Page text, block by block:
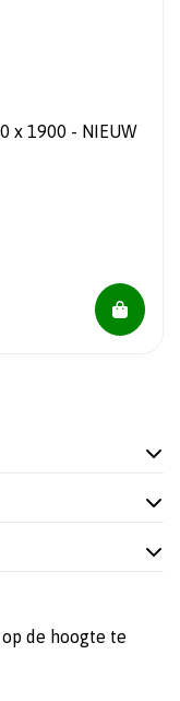
- 1290 x 1900 - NIEUW
de hoogte te